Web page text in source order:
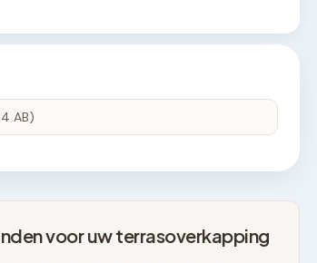
voor uw terrasoverkapping